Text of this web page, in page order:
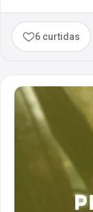
6 curtidas